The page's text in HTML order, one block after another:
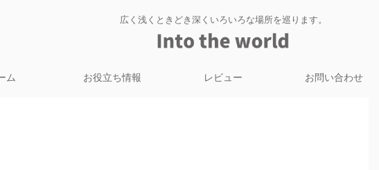
広く浅くときどき深くいろいろな場所を巡ります。
ム お役立ち情報 レビュー お問い合わせ